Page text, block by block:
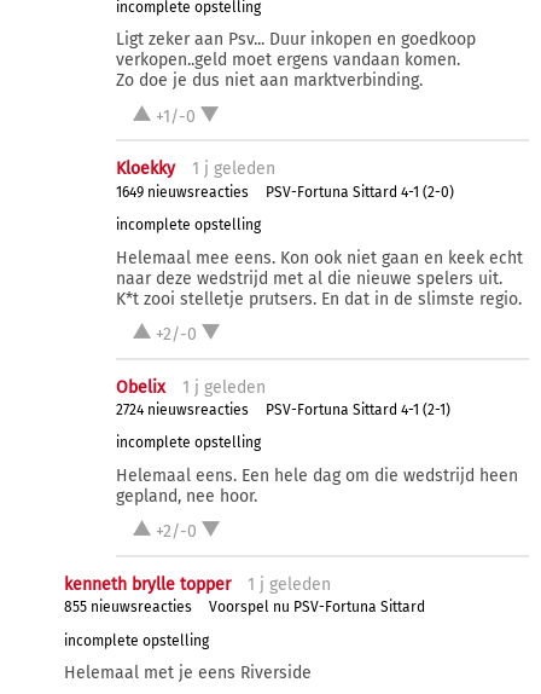
incomplete opstelling
Ligt zeker aan Psv... Duur inkopen en goedkoop
verkopen..geld moet ergens vandaan komen.
Zo doe je dus niet aan marktverbinding.
+1/-0
Kloekky 1 j geleden
1649 nieuwsreacties
PSV-Fortuna Sittard 4-1 (2-0)
incomplete opstelling
Helemaal mee eens. Kon ook niet gaan en keek echt
naar deze wedstrijd met al die nieuwe spelers uit.
K*t zooi stelletje prutsers. En dat in de slimste regio.
+2/-0
Obelix 1 j geleden
2724 nieuwsreacties
PSV-Fortuna Sittard 4-1 (2-1)
incomplete opstelling
Helemaal eens. Een hele dag om die wedstrijd heen
gepland, nee hoor.
+2/-0
kenneth brylle topper 1 j geleden
855 nieuwsreacties
Voorspel nu PSV-Fortuna Sittard
incomplete opstelling
Helemaal met je eens Riverside